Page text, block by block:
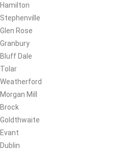
Hamilton
Stephenville
Glen Rose
Granbury
Bluff Dale
Tolar
Weatherford
Morgan Mill
Brock
Goldthwaite
Evant
Dublin